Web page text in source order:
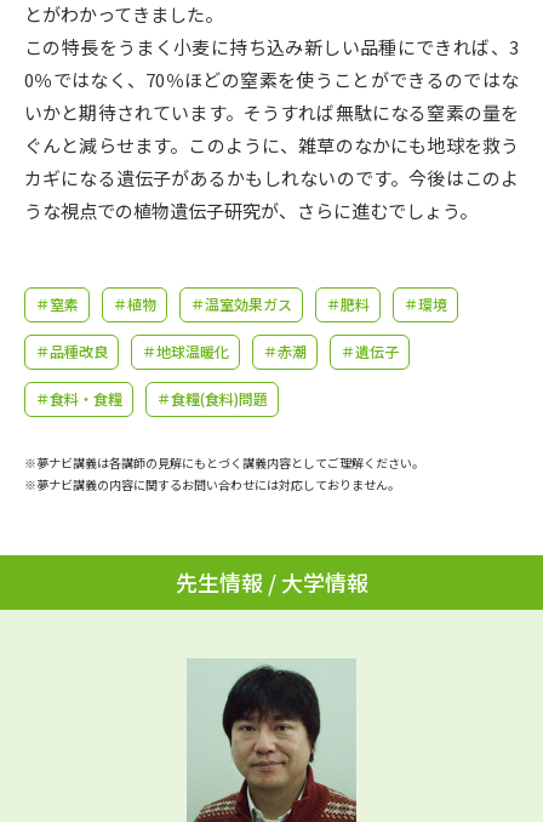
新生活お役立ちガイド
学問発見 学問検索
大学で学びたい学問発見
学問のミニ講義「夢ナビ講義」 学問分野解説
学問の教科書 夢ナビライブ
ユーザーサポート
Ｑ＆Ａ よくあるご質問 大学進学IDについて
受付内容・発送状況の確認
テレメール
テレメール進学カタログ
訂正のご案内
とがわかってきました。
この特長をうまく小麦に持ち込み新しい品種にできれば、3
0％ではなく、70％ほどの窒素を使うことができるのではな
いかと期待されています。そうすれば無駄になる窒素の量を
ぐんと減らせます。このように、雑草のなかにも地球を救う
カギになる遺伝子があるかもしれないのです。今後はこのよ
うな視点での植物遺伝子研究が、さらに進むでしょう。
＃窒素 ＃植物 ＃温室効果ガス ＃肥料 ＃環境
＃品種改良 ＃地球温暖化 ＃赤潮 ＃遺伝子
＃食料・食糧 ＃食糧(食料)問題
※夢ナビ講義は各講師の見解にもとづく講義内容としてご理解ください。
※夢ナビ講義の内容に関するお問い合わせには対応しておりません。
先生情報 / 大学情報